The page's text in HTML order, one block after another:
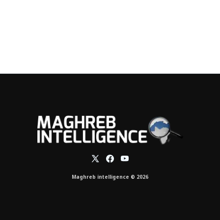
Maghreb intelligence © 2026